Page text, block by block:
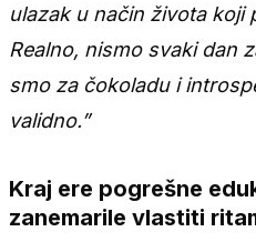
ulazak u način života koji
Realno, nismo svaki dan
smo za čokoladu i
validno.”
Kraj ere pogrešne
zanemarile vlastiti